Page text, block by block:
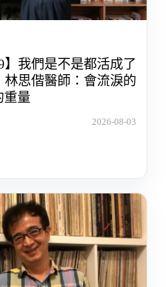
】我們是不是都活成了
林思偕醫師：會流淚的
重量
2026-08-03